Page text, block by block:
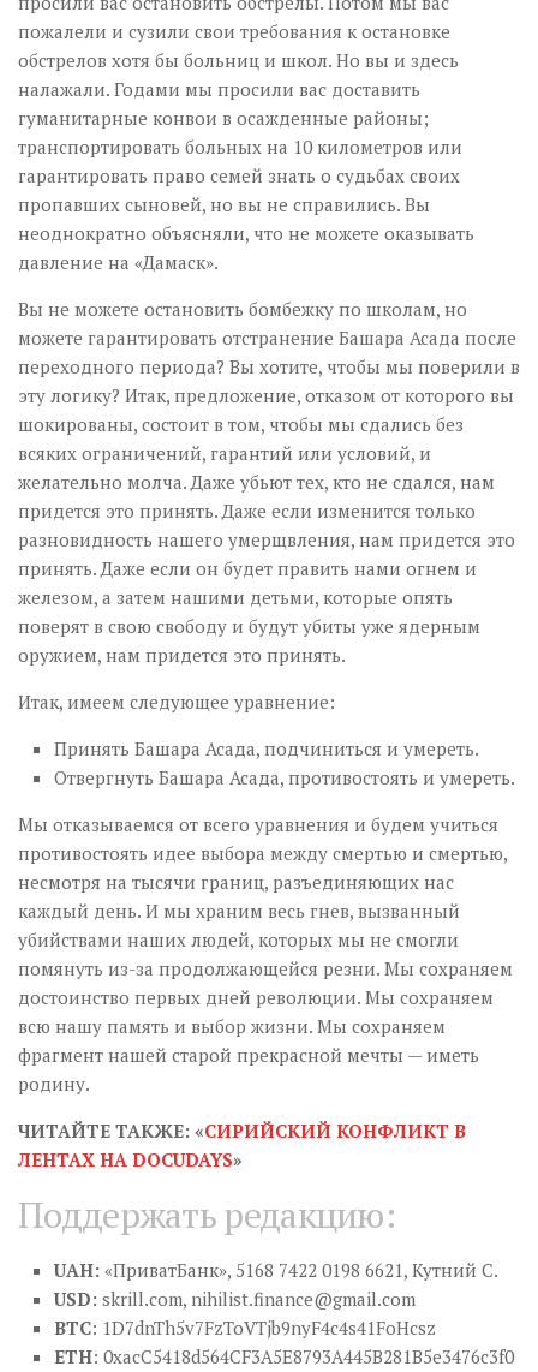
пожалели и сузили свои требования к остановке
обстрелов хотя бы больниц и школ. Но вы и здесь
налажали. Годами мы просили вас доставить
гуманитарные конвои в осажденные районы;
транспортировать больных на 10 километров или
гарантировать право семей знать о судьбах своих
пропавших сыновей, но вы не справились. Вы
неоднократно объясняли, что не можете оказывать
давление на «Дамаск».
Вы не можете остановить бомбежку по школам, но
можете гарантировать отстранение Башара Асада после
переходного периода? Вы хотите, чтобы мы поверили в
эту логику? Итак, предложение, отказом от которого вы
шокированы, состоит в том, чтобы мы сдались без
всяких ограничений, гарантий или условий, и
желательно молча. Даже убьют тех, кто не сдался, нам
придется это принять. Даже если изменится только
разновидность нашего умерщвления, нам придется это
принять. Даже если он будет править нами огнем и
железом, а затем нашими детьми, которые опять
поверят в свою свободу и будут убиты уже ядерным
оружием, нам придется это принять.
Итак, имеем следующее уравнение:
Принять Башара Асада, подчиниться и умереть.
Отвергнуть Башара Асада, противостоять и умереть.
Мы отказываемся от всего уравнения и будем учиться
противостоять идее выбора между смертью и смертью,
несмотря на тысячи границ, разъединяющих нас
каждый день. И мы храним весь гнев, вызванный
убийствами наших людей, которых мы не смогли
помянуть из-за продолжающейся резни. Мы сохраняем
достоинство первых дней революции. Мы сохраняем
всю нашу память и выбор жизни. Мы сохраняем
фрагмент нашей старой прекрасной мечты — иметь
родину.
ЧИТАЙТЕ ТАКЖЕ: «СИРИЙСКИЙ КОНФЛИКТ В
ЛЕНТАХ НА DOCUDAYS»
Поддержать редакцию:
UAH: «ПриватБанк», 5168 7422 0198 6621, Кутний С.
USD: skrill.com, nihilist.finance@gmail.com
BTC: 1D7dnTh5v7FzToVTjb9nyF4c4s41FoHcsz
ETH: 0xacC5418d564CF3A5E8793A445B281B5e3476c3f0